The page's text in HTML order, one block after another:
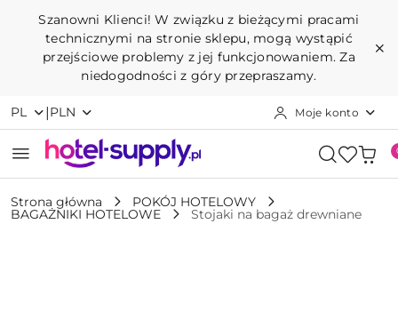
Przejdź do treści głównej
Przejdź do wyszukiwarki
Przejdź do moje konto
Przejdź do menu głównego
Przejdź do opisu produktu
Przejdź do stopki
Szanowni Klienci! W związku z bieżącymi pracami
technicznymi na stronie sklepu, mogą wystąpić
przejściowe problemy z jej funkcjonowaniem. Za
niedogodności z góry przepraszamy.
PL |PLN Moje konto
Strona główna POKÓJ HOTELOWY
BAGAŻNIKI HOTELOWE Stojaki na bagaż drewniane